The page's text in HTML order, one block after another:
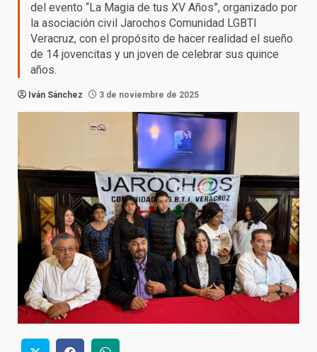
del evento “La Magia de tus XV Años”, organizado por
la asociación civil Jarochos Comunidad LGBTI
Veracruz, con el propósito de hacer realidad el sueño
de 14 jovencitas y un joven de celebrar sus quince
años.
Iván Sánchez 3 de noviembre de 2025